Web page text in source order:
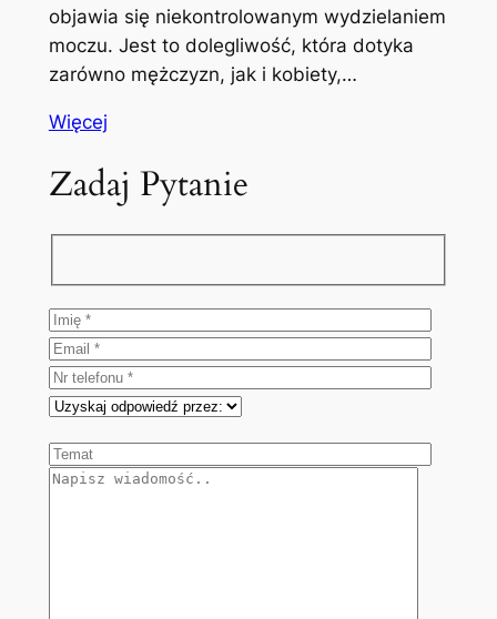
objawia się niekontrolowanym wydzielaniem
moczu. Jest to dolegliwość, która dotyka
zarówno mężczyzn, jak i kobiety,…
Więcej
Zadaj Pytanie